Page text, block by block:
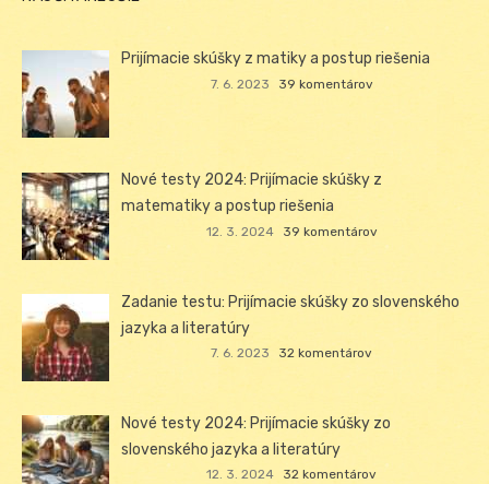
Prijímacie skúšky z matiky a postup riešenia
7. 6. 2023 39 komentárov
Nové testy 2024: Prijímacie skúšky z
matematiky a postup riešenia
12. 3. 2024 39 komentárov
Zadanie testu: Prijímacie skúšky zo slovenského
jazyka a literatúry
7. 6. 2023 32 komentárov
Nové testy 2024: Prijímacie skúšky zo
slovenského jazyka a literatúry
12. 3. 2024 32 komentárov